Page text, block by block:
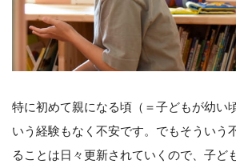
特に初めて親になる頃（＝子どもが幼い
いう経験もなく不安です。でもそういう
ることは日々更新されていくので、子ど